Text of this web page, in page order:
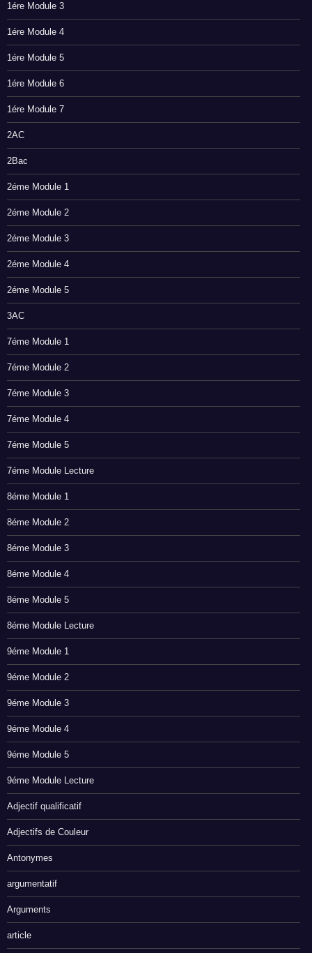
1ére Module 3
1ére Module 4
1ére Module 5
1ére Module 6
1ére Module 7
2AC
2Bac
2éme Module 1
2éme Module 2
2éme Module 3
2éme Module 4
2éme Module 5
3AC
7éme Module 1
7éme Module 2
7éme Module 3
7éme Module 4
7éme Module 5
7éme Module Lecture
8éme Module 1
8éme Module 2
8éme Module 3
8éme Module 4
8éme Module 5
8éme Module Lecture
9éme Module 1
9éme Module 2
9éme Module 3
9éme Module 4
9éme Module 5
9éme Module Lecture
Adjectif qualificatif
Adjectifs de Couleur
Antonymes
argumentatif
Arguments
article